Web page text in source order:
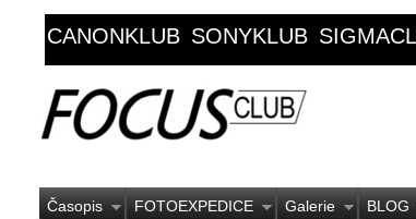
CANONKLUB SONYKLUB
Časopis FOTOEXPEDICE Galerie BLOG